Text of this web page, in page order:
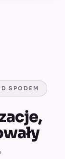
SPODEM